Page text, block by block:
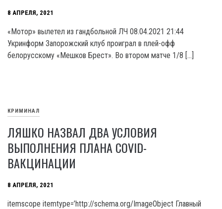
8 АПРЕЛЯ, 2021
«Мотор» вылетел из гандбольной ЛЧ 08.04.2021 21:44
Укринформ Запорожский клуб проиграл в плей-офф
белорусскому «Мешков Брест». Во втором матче 1/8 […]
КРИМИНАЛ
ЛЯШКО НАЗВАЛ ДВА УСЛОВИЯ
ВЫПОЛНЕНИЯ ПЛАНА COVID-
ВАКЦИНАЦИИ
8 АПРЕЛЯ, 2021
itemscope itemtype=’http://schema.org/ImageObject Главный